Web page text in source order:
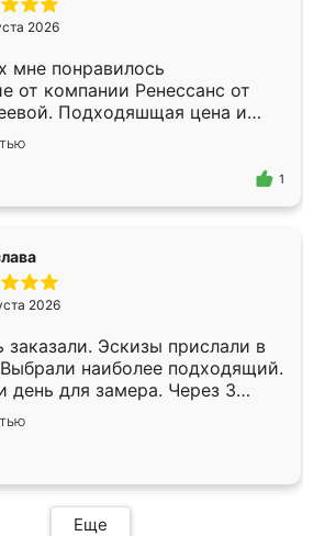
2026
мне понравилось
от компании Ренессанс от
Подходяшщая цена и
изготовления. Приехавший
Владислав
моему эскизу самый
1
2026
заказали. Эскизы прислали в
наиболее подходящий.
день для замера. Через 3
была уже готова. Остались
Спасибо Ренессанс
работу!
Еще